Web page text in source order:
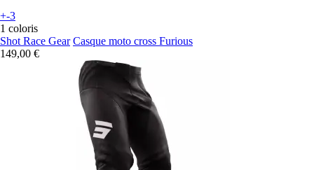
+-3
1 coloris
Shot Race Gear Casque moto cross Furious
149,00 €